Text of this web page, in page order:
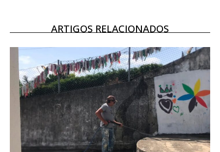
ARTIGOS RELACIONADOS